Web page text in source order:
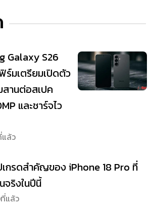
Galaxy S26
ร์มเตรียมเปิดตัว
านต่อสเปค
และชาร์จไว
ล้ว
เกรดสำคัญของ iPhone 18 Pro ที่
จริงในปีนี้
แล้ว